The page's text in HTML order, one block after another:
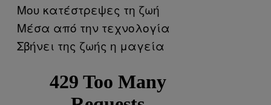
Μου κατέστρεψες τη ζωή
Μέσα από την τεχνολογία
Σβήνει της ζωής η μαγεία